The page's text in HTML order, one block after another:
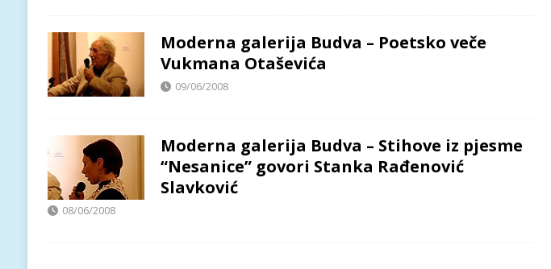
Moderna galerija Budva – Poetsko veče
Vukmana Otaševića
09/06/2008
Moderna galerija Budva – Stihove iz pjesme
“Nesanice” govori Stanka Rađenović
Slavković
08/06/2008